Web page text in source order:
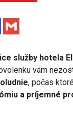
Facebook
služby hotela
vám
, počas
a príjemné